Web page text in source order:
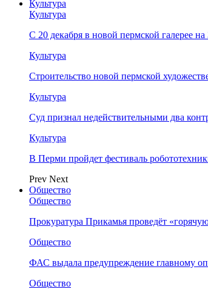
Культура
Культура
С 20 декабря в новой пермской галерее
Культура
Строительство новой пермской
Культура
Суд признал недействительными два
Культура
В Перми пройдет фестиваль
Prev Next
Общество
Общество
Прокуратура Прикамья проведёт
Общество
ФАС выдала предупреждение главному
Общество